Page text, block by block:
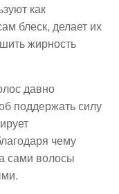
как
блеск, делает их
жирность
давно
поддержать силу
чему
сами волосы